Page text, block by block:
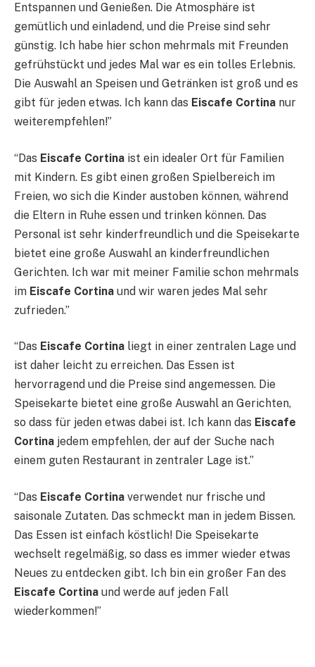
Entspannen und Genießen. Die Atmosphäre ist
gemütlich und einladend, und die Preise sind sehr
günstig. Ich habe hier schon mehrmals mit Freunden
gefrühstückt und jedes Mal war es ein tolles Erlebnis.
Die Auswahl an Speisen und Getränken ist groß und es
gibt für jeden etwas. Ich kann das Eiscafe Cortina nur
weiterempfehlen!”
“Das Eiscafe Cortina ist ein idealer Ort für Familien
mit Kindern. Es gibt einen großen Spielbereich im
Freien, wo sich die Kinder austoben können, während
die Eltern in Ruhe essen und trinken können. Das
Personal ist sehr kinderfreundlich und die Speisekarte
bietet eine große Auswahl an kinderfreundlichen
Gerichten. Ich war mit meiner Familie schon mehrmals
im Eiscafe Cortina und wir waren jedes Mal sehr
zufrieden.”
“Das Eiscafe Cortina liegt in einer zentralen Lage und
ist daher leicht zu erreichen. Das Essen ist
hervorragend und die Preise sind angemessen. Die
Speisekarte bietet eine große Auswahl an Gerichten,
so dass für jeden etwas dabei ist. Ich kann das Eiscafe
Cortina jedem empfehlen, der auf der Suche nach
einem guten Restaurant in zentraler Lage ist.”
“Das Eiscafe Cortina verwendet nur frische und
saisonale Zutaten. Das schmeckt man in jedem Bissen.
Das Essen ist einfach köstlich! Die Speisekarte
wechselt regelmäßig, so dass es immer wieder etwas
Neues zu entdecken gibt. Ich bin ein großer Fan des
Eiscafe Cortina und werde auf jeden Fall
wiederkommen!”